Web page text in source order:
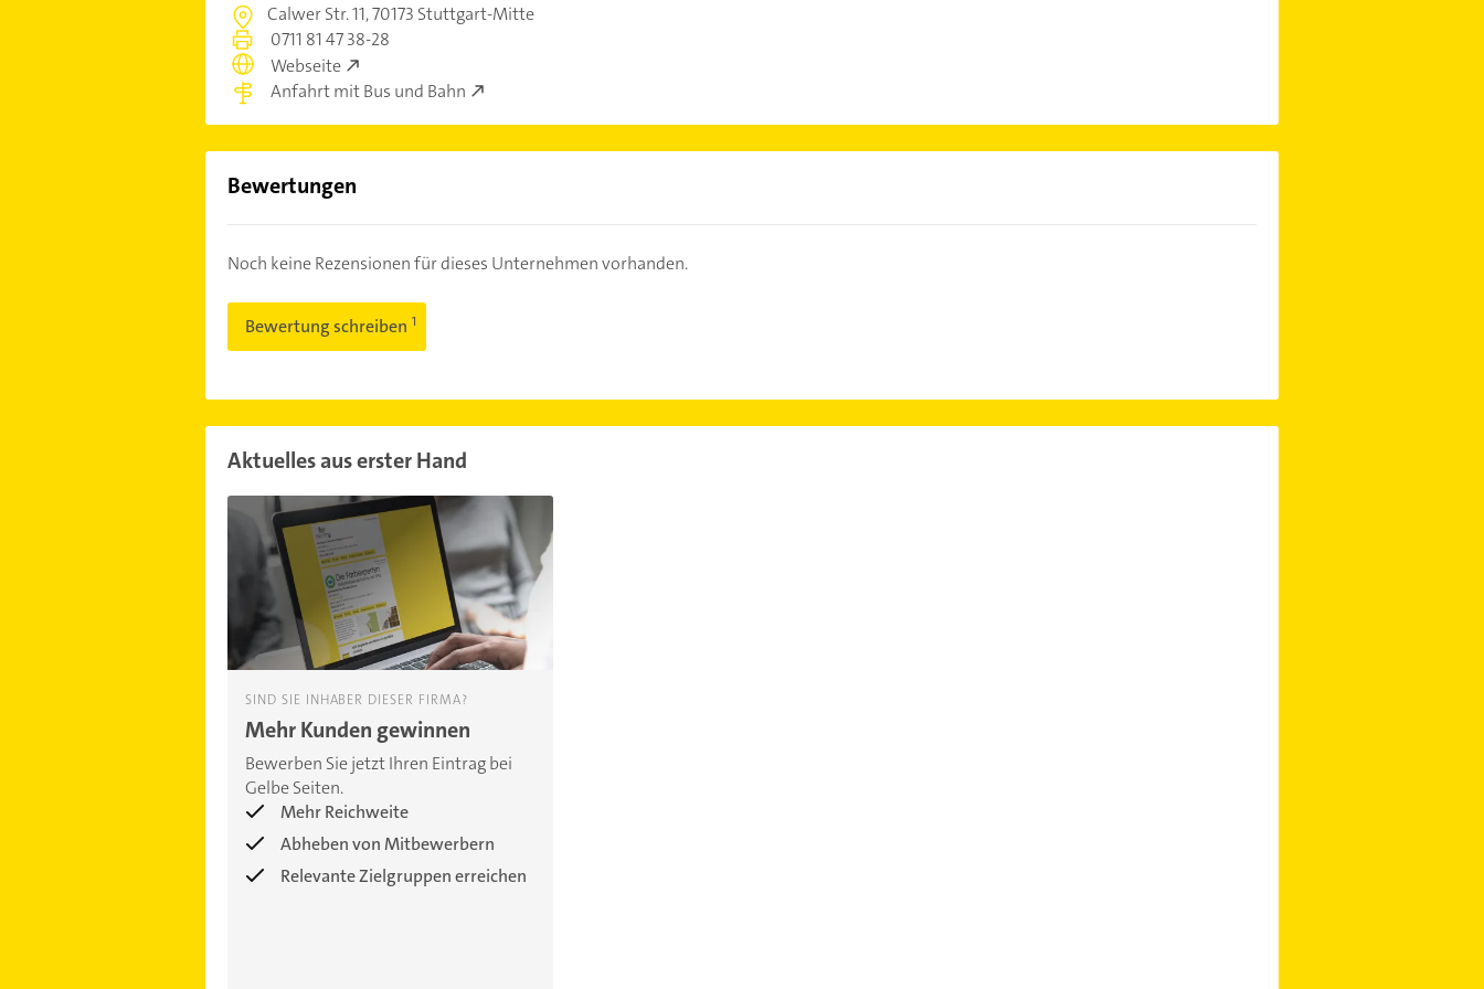
Calwer Str. 11,70173 Stuttgart-Mitte
0711 81 47 38-28
Webseite
Anfahrt mit Bus und Bahn
Bewertungen
Noch keine Rezensionen für dieses Unternehmen vorhanden.
Bewertung schreiben
Aktuelles aus erster Hand
SIND SIE INHABER DIESER FIRMA?
Mehr Kunden gewinnen
Bewerben Sie jetzt Ihren Eintrag bei
Gelbe Seiten.
Mehr Reichweite
Abheben von Mitbewerbern
Relevante Zielgruppen erreichen